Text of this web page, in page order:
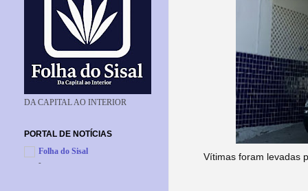
Vítimas foram levadas
DA CAPITAL AO INTERIOR
PORTAL DE NOTÍCIAS
Folha do Sisal
-